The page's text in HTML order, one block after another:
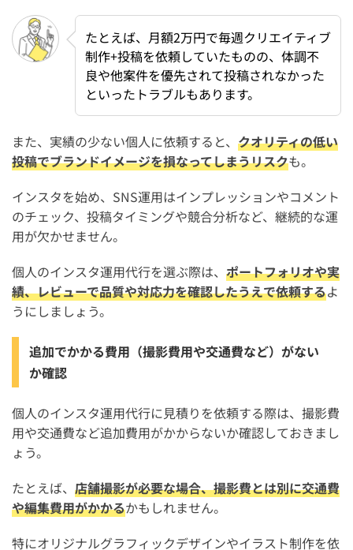
たとえば、月額2万円で毎週クリエイティブ
制作+投稿を依頼していたものの、体調不
良や他案件を優先されて投稿されなかった
といったトラブルもあります。
また、実績の少ない個人に依頼すると、 クオリティの低い
投稿でブランドイメージを損なってしまうリスクも。
インスタを始め、SNS運用はインプレッションやコメント
のチェック、投稿タイミングや競合分析など、継続的な運
用が欠かせません。
個人のインスタ運用代行を選ぶ際は、 ポートフォリオや実
績、レビューで品質や対応力を確認したうえで依頼するよ
うにしましょう。
追加でかかる費用（撮影費用や交通費など）がない
か確認
個人のインスタ運用代行に見積りを依頼する際は、撮影費
用や交通費など追加費用がかからないか確認しておきまし
ょう。
たとえば、 店舗撮影が必要な場合、撮影費とは別に交通費
や編集費用がかかるかもしれません。
特にオリジナルグラフィックデザインやイラスト制作を依